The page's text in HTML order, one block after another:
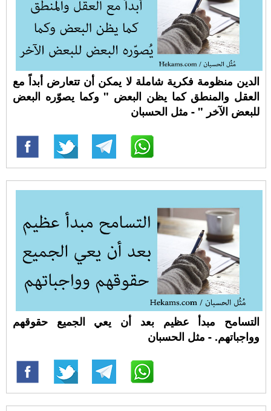
الدين منظومة فكرية شاملة لا يمكن أن تتعارض أبداً مع
العقل والمنطق كما يظن البعض " وكما يصوّره البعض
للبعض الآخر " - مثل الحسبان
التسامح‬ مبدأ عظيم بعد أن يعي الجميع حقوقهم
وواجباتهم. - مثل الحسبان